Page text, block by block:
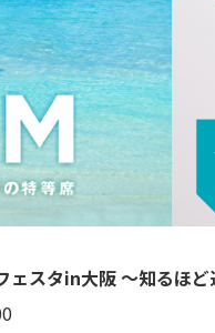
スタin大阪 ～知るほど